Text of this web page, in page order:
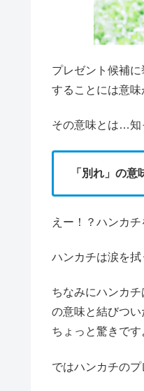
プレゼント候補
することには意味
その意味とは…知
「別れ」の意
えー！？ハンカ
ハンカチは涙を
ちなみにハンカ
の意味と結びつ
ちょっと驚きです
ではハンカチの